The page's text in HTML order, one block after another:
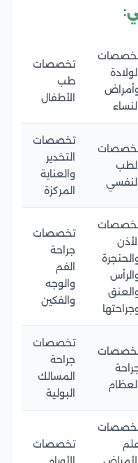
الولادة
النساء
تخصصات
طب
الأطفال
الطب
النفسي
تخصصات
التخدير
والعناية
المركزة
الأذن
تخصصات
جراحة
الفم
والوجه
والفكين
العظام
تخصصات
جراحة
المسالك
البولية
تخصصات